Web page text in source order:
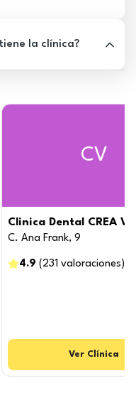
la clínica?
CV
Clinica Dental CREA
C. Ana Frank, 9
4.9 ( 231 valoraciones )
Ver Clínica